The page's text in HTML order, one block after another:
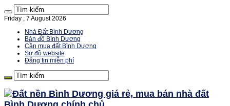
Friday , 7 August 2026
Nhà Đất Bình Dương
Bản đồ Bình Dương
Cần mua đất Bình Dương
Sơ đồ website
Đăng tin miễn phí